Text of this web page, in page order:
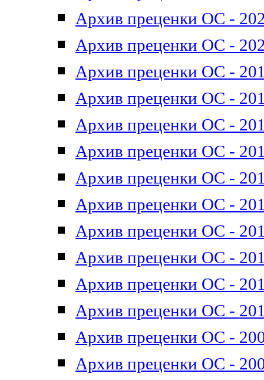
Архив преценки ОС -
Архив преценки ОС -
Архив преценки ОС -
Архив преценки ОС -
Архив преценки ОС -
Архив преценки ОС -
Архив преценки ОС -
Архив преценки ОС -
Архив преценки ОС -
Архив преценки ОС -
Архив преценки ОС -
Архив преценки ОС -
Архив преценки ОС -
Архив преценки ОС -